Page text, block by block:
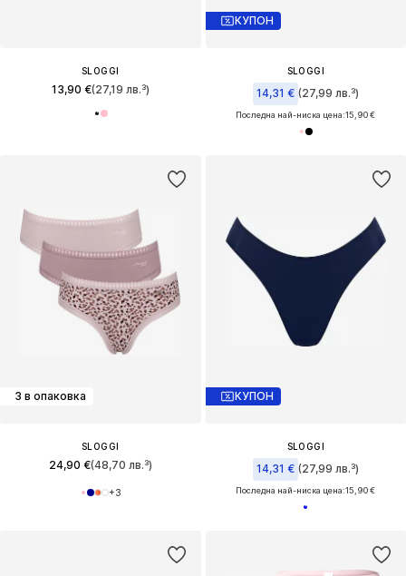
SLOGGI
13,90 €(27,19 лв.³)
КУПОН
SLOGGI
14,31 € (27,99 лв.³)
Последна най-ниска цена:15,90 €
3 в опаковка
SLOGGI
24,90 €(48,70 лв.³)
+3
КУПОН
SLOGGI
14,31 € (27,99 лв.³)
Последна най-ниска цена:15,90 €